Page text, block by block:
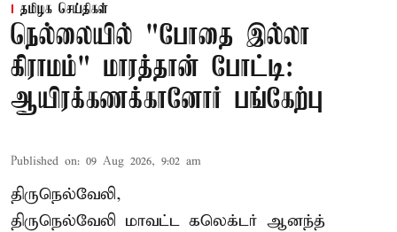
தமிழக செய்திகள்
நெல்லையில் "போதை இல்லா
கிராமம்" மாரத்தான் போட்டி:
ஆயிரக்கணக்கானோர் பங்கேற்பு
Published on: 09 Aug 2026, 9:02 am
திருநெல்வேலி,
திருநெல்வேலி மாவட்ட கலெக்டர் ஆனந்த்